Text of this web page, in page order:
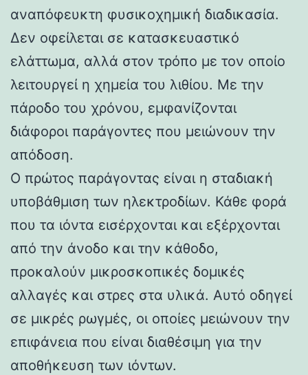
αναπόφευκτη φυσικοχημική διαδικασία.
Δεν οφείλεται σε κατασκευαστικό
ελάττωμα, αλλά στον τρόπο με τον οποίο
λειτουργεί η χημεία του λιθίου. Με την
πάροδο του χρόνου, εμφανίζονται
διάφοροι παράγοντες που μειώνουν την
απόδοση.
Ο πρώτος παράγοντας είναι η σταδιακή
υποβάθμιση των ηλεκτροδίων. Κάθε φορά
που τα ιόντα εισέρχονται και εξέρχονται
από την άνοδο και την κάθοδο,
προκαλούν μικροσκοπικές δομικές
αλλαγές και στρες στα υλικά. Αυτό οδηγεί
σε μικρές ρωγμές, οι οποίες μειώνουν την
επιφάνεια που είναι διαθέσιμη για την
αποθήκευση των ιόντων.